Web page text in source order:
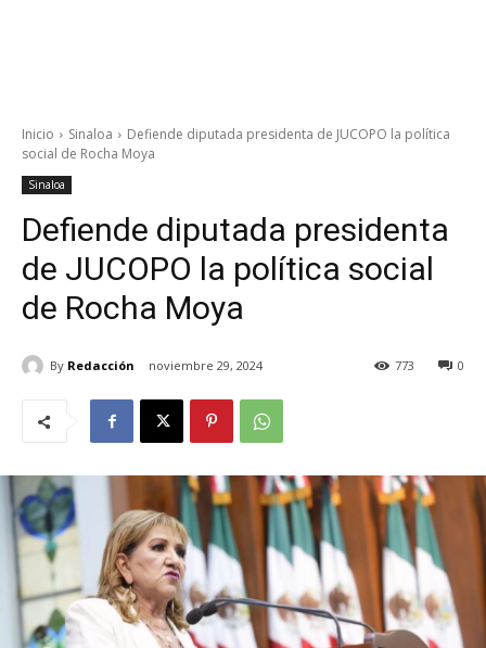
Inicio Sinaloa
Defiende diputada presidenta de JUCOPO la política
social de Rocha Moya
Sinaloa
Defiende diputada presidenta
de JUCOPO la política social
de Rocha Moya
By Redacción noviembre 29, 2024 0
773